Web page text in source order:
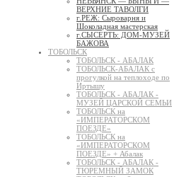
ВЕРХНИЕ ТАВОЛГИ
г.РЕЖ: Сыроварня и
Шоколадная мастерская
г.СЫСЕРТЬ: ДОМ-МУЗЕЙ
БАЖОВА
ТОБОЛЬСК
ТОБОЛЬСК - АБАЛАК
ТОБОЛЬСК-АБАЛАК с
прогулкой на теплоходе по
Иртышу
ТОБОЛЬСК - АБАЛАК -
МУЗЕЙ ЦАРСКОЙ СЕМЬИ
ТОБОЛЬСК на
«ИМПЕРАТОРСКОМ
ПОЕЗДЕ»
ТОБОЛЬСК на
«ИМПЕРАТОРСКОМ
ПОЕЗДЕ» + Абалак
ТОБОЛЬСК - АБАЛАК -
ТЮРЕМНЫЙ ЗАМОК